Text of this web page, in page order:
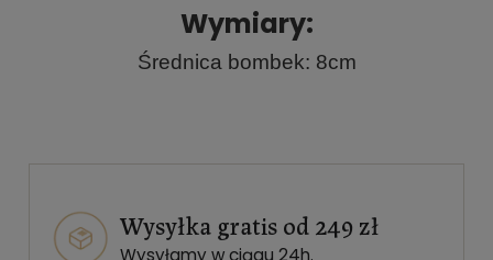
Wymiary:
Średnica bombek: 8cm
Wysyłka gratis od 249 zł
Wysyłamy w ciągu 24h.